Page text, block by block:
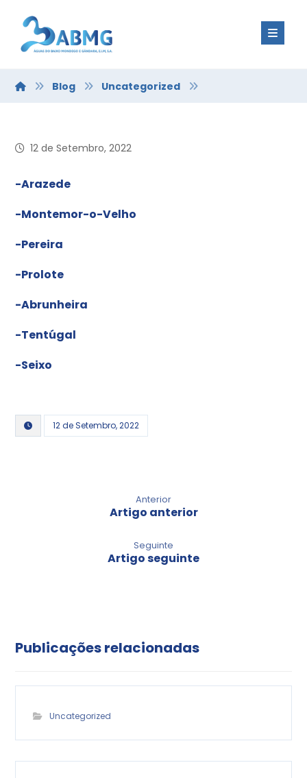
Blog Uncategorized
12 de Setembro, 2022
-Arazede
-Montemor-o-Velho
-Pereira
-Prolote
-Abrunheira
-Tentúgal
-Seixo
12 de Setembro, 2022
Anterior
Artigo anterior
Seguinte
Artigo seguinte
Publicações relacionadas
Uncategorized